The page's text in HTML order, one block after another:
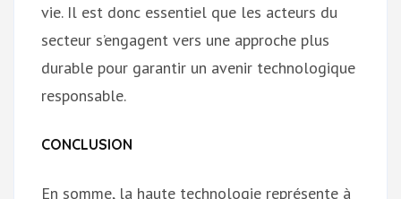
vie. Il est donc essentiel que les acteurs du
secteur s’engagent vers une approche plus
durable pour garantir un avenir technologique
responsable.
CONCLUSION
En somme, la haute technologie représente à